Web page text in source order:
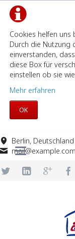
Cookies helfen uns
Durch die Nutzung
einverstanden,
diese Box für
einstellen ob sie
Mehr erfahren
OK
Berlin, Deutschland
mail@example.com